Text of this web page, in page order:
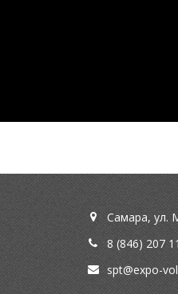
Самара, ул.
8 (846) 207
spt@expo-